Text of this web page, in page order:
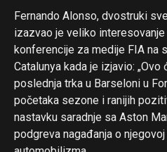
Fernando Alonso, dvostruki
izazvao je veliko
konferencije za medije FIA na
Catalunya kada je izjavio:
poslednja trka u Barseloni u
početaka sezone i ranijih
nastavku saradnje sa Aston
podgreva nagađanja o